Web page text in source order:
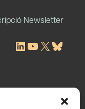
Newsletter
LinkedIn
YouTube
X